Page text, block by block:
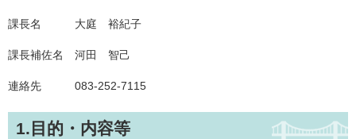
課長名 大庭 裕紀子
課長補佐名 河田 智己
連絡先 083-252-7115
1.目的・内容等